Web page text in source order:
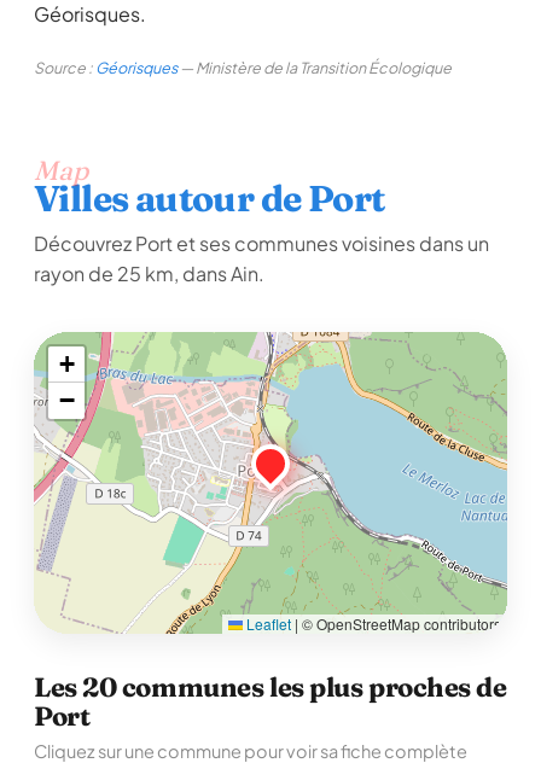
Géorisques.
Source :Géorisques— Ministère de la Transition Écologique
Map
Villes autour de Port
Découvrez Port et ses communes voisines dans un
rayon de 25 km, dans Ain.
+
−
Leaflet | © OpenStreetMap contributors
Les 20 communes les plus proches de
Port
Cliquez sur une commune pour voir sa fiche complète